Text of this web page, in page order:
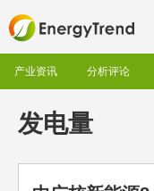
产业资讯 分析评论
发电量